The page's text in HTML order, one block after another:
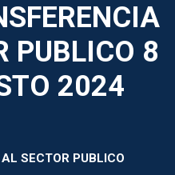
PUBLICO 8
2024
SECTOR PUBLICO